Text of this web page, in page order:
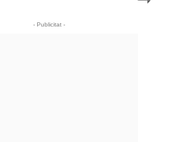
- Publicitat -